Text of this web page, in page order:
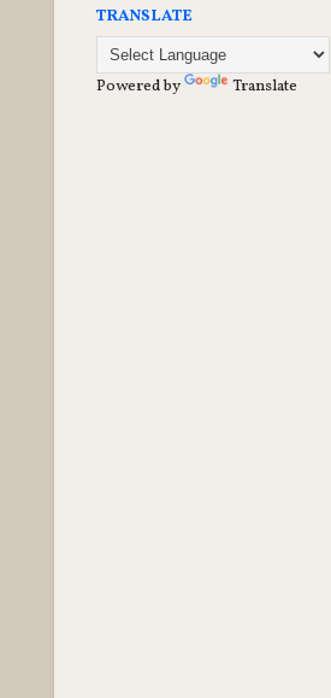
TRANSLATE
Powered by Translate